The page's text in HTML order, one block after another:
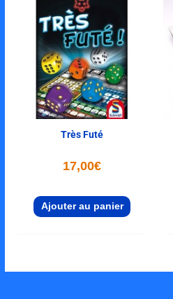
Très Futé
17,00€
Ajouter au panier